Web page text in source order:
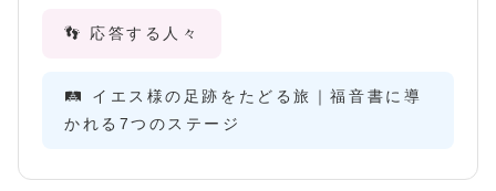
👣 応答する人々
🛤️ イエス様の足跡をたどる旅｜福音書に導
かれる7つのステージ